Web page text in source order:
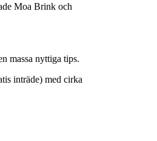
Moa Brink och
massa nyttiga tips.
inträde) med cirka